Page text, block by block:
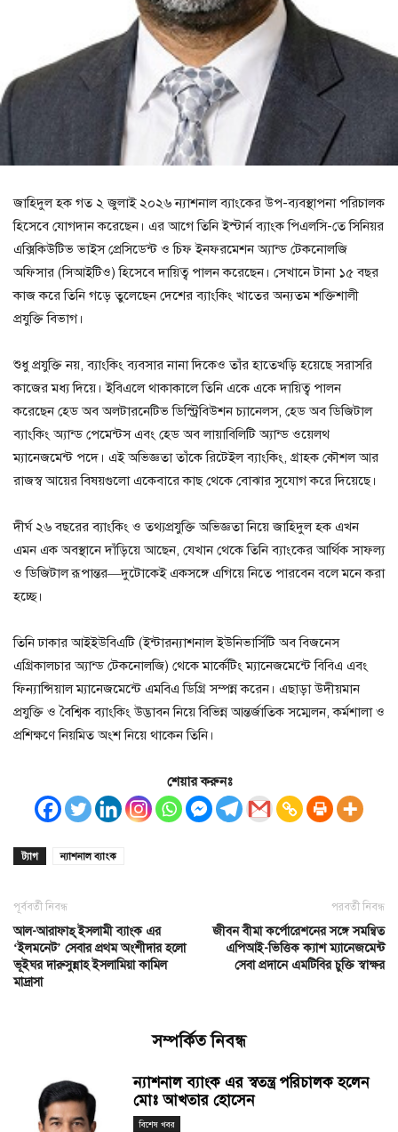
জাহিদুল হক গত ২ জুলাই ২০২৬ ন্যাশনাল ব্যাংকের উপ-ব্যবস্থাপনা পরিচালক
হিসেবে যোগদান করেছেন। এর আগে তিনি ইস্টার্ন ব্যাংক পিএলসি-তে সিনিয়র
এক্সিকিউটিভ ভাইস প্রেসিডেন্ট ও চিফ ইনফরমেশন অ্যান্ড টেকনোলজি
অফিসার (সিআইটিও) হিসেবে দায়িত্ব পালন করেছেন। সেখানে টানা ১৫ বছর
কাজ করে তিনি গড়ে তুলেছেন দেশের ব্যাংকিং খাতের অন্যতম শক্তিশালী
প্রযুক্তি বিভাগ।
শুধু প্রযুক্তি নয়, ব্যাংকিং ব্যবসার নানা দিকেও তাঁর হাতেখড়ি হয়েছে সরাসরি
কাজের মধ্য দিয়ে। ইবিএলে থাকাকালে তিনি একে একে দায়িত্ব পালন
করেছেন হেড অব অলটারনেটিভ ডিস্ট্রিবিউশন চ্যানেলস, হেড অব ডিজিটাল
ব্যাংকিং অ্যান্ড পেমেন্টস এবং হেড অব লায়াবিলিটি অ্যান্ড ওয়েলথ
ম্যানেজমেন্ট পদে। এই অভিজ্ঞতা তাঁকে রিটেইল ব্যাংকিং, গ্রাহক কৌশল আর
রাজস্ব আয়ের বিষয়গুলো একেবারে কাছ থেকে বোঝার সুযোগ করে দিয়েছে।
দীর্ঘ ২৬ বছরের ব্যাংকিং ও তথ্যপ্রযুক্তি অভিজ্ঞতা নিয়ে জাহিদুল হক এখন
এমন এক অবস্থানে দাঁড়িয়ে আছেন, যেখান থেকে তিনি ব্যাংকের আর্থিক সাফল্য
ও ডিজিটাল রূপান্তর—দুটোকেই একসঙ্গে এগিয়ে নিতে পারবেন বলে মনে করা
হচ্ছে।
তিনি ঢাকার আইইউবিএটি (ইন্টারন্যাশনাল ইউনিভার্সিটি অব বিজনেস
এগ্রিকালচার অ্যান্ড টেকনোলজি) থেকে মার্কেটিং ম্যানেজমেন্টে বিবিএ এবং
ফিন্যান্সিয়াল ম্যানেজমেন্টে এমবিএ ডিগ্রি সম্পন্ন করেন। এছাড়া উদীয়মান
প্রযুক্তি ও বৈশ্বিক ব্যাংকিং উদ্ভাবন নিয়ে বিভিন্ন আন্তর্জাতিক সম্মেলন, কর্মশালা ও
প্রশিক্ষণে নিয়মিত অংশ নিয়ে থাকেন তিনি।
শেয়ার করুনঃ
ট্যাগ ন্যাশনাল ব্যাংক
পূর্ববর্তী নিবন্ধ
আল-আরাফাহ্ ইসলামী ব্যাংক এর
‘ইলমনেট’ সেবার প্রথম অংশীদার হলো
ভূইঘর দারুসুন্নাহ ইসলামিয়া কামিল
মাদ্রাসা
পরবর্তী নিবন্ধ
জীবন বীমা কর্পোরেশনের সঙ্গে সমন্বিত
এপিআই-ভিত্তিক ক্যাশ ম্যানেজমেন্ট
সেবা প্রদানে এমটিবির চুক্তি স্বাক্ষর
সম্পর্কিত নিবন্ধ
ন্যাশনাল ব্যাংক এর স্বতন্ত্র পরিচালক হলেন
মোঃ আখতার হোসেন
বিশেষ খবর